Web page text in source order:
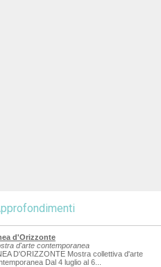
d'Orizzonte
d'arte contemporanea
D'ORIZZONTE Mostra collettiva d'arte
Dal 4 luglio al 6...